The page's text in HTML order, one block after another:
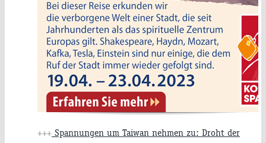
+++ Spannungen um Taiwan nehmen zu: Droht der